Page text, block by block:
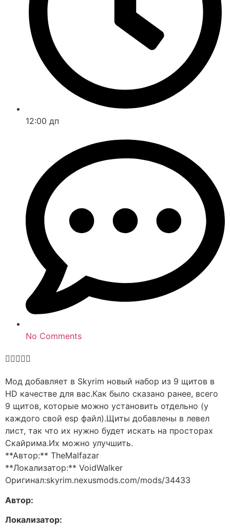
12:00 дп
No Comments

Мод добавляет в Skyrim новый набор из 9 щитов в
HD качестве для вас.Как было сказано ранее, всего
9 щитов, которые можно установить отдельно (у
каждого свой esp файл).Щиты добавлены в левел
лист, так что их нужно будет искать на просторах
Скайрима.Их можно улучшить.
**Автор:** TheMalfazar
**Локализатор:** VoidWalker
Оригинал:skyrim.nexusmods.com/mods/34433
Автор:
Локализатор: